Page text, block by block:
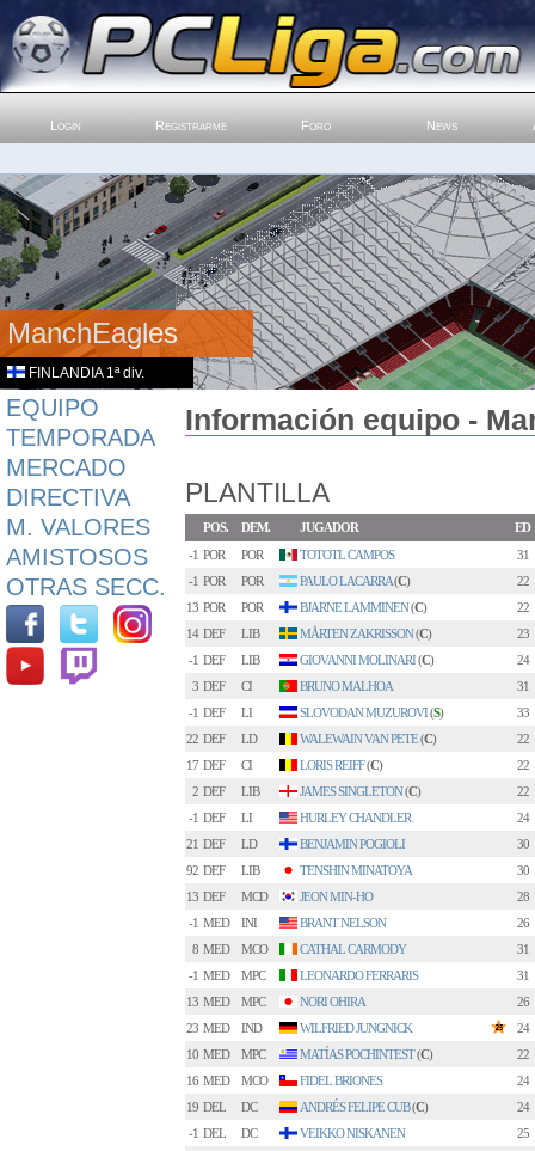
Login Registrarme Foro News
ManchEagles
FINLANDIA 1ª div.
EQUIPO
TEMPORADA
MERCADO
DIRECTIVA
M. VALORES
AMISTOSOS
OTRAS SECC.
Información equipo -
PLANTILLA
POS. DEM. JUGADOR
ED
-1 POR POR TOTOTL CAMPOS
31
-1 POR POR PAULO LACARRA(C)
22
13 POR POR BJARNE LAMMINEN(C)
22
14 DEF LIB MÅRTEN ZAKRISSON(C)
23
-1 DEF LIB GIOVANNI MOLINARI(C)
24
3 DEF CI BRUNO MALHOA
31
-1 DEF LI SLOVODAN MUZUROVI(S)
33
22 DEF LD WALEWAIN VAN PETE(C)
22
17 DEF CI LORIS REIFF(C)
22
2 DEF LIB JAMES SINGLETON(C)
22
-1 DEF LI HURLEY CHANDLER
24
21 DEF LD BENJAMIN POGIOLI
30
92 DEF LIB TENSHIN MINATOYA
30
13 DEF MCD JEON MIN-HO
28
-1 MED INI BRANT NELSON
26
8 MED MCO CATHAL CARMODY
31
-1 MED MPC LEONARDO FERRARIS
31
13 MED MPC NORI OHIRA
26
23 MED IND WILFRIED JUNGNICK
24
10 MED MPC MATÍAS POCHINTEST(C)
22
16 MED MCO FIDEL BRIONES
24
19 DEL DC ANDRÉS FELIPE CUB(C)
24
-1 DEL DC VEIKKO NISKANEN
25